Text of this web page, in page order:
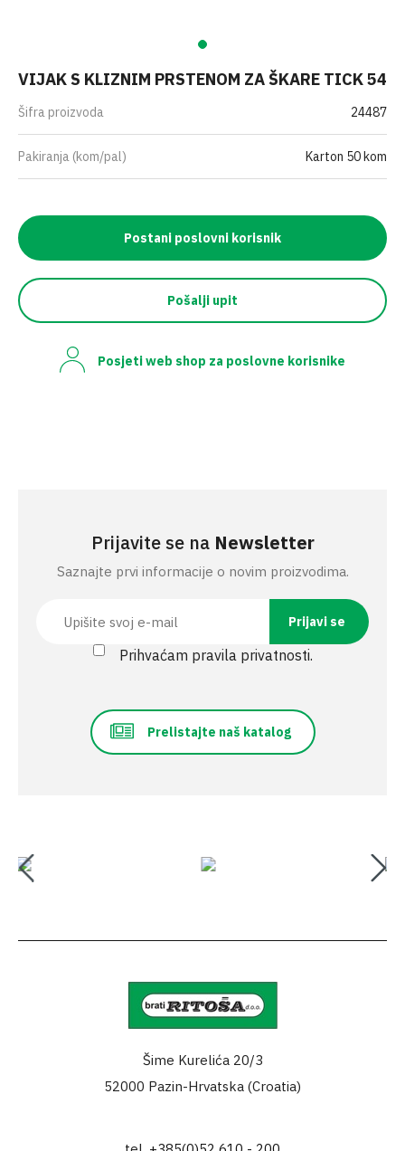
VIJAK S KLIZNIM PRSTENOM ZA ŠKARE TICK 54
Šifra proizvoda 24487
Pakiranja (kom/pal) Karton 50 kom
Postani poslovni korisnik
Pošalji upit
Posjeti web shop za poslovne korisnike
Prijavite se na Newsletter
Saznajte prvi informacije o novim proizvodima.
Prihvaćam pravila privatnosti.
Prelistajte naš katalog
Šime Kurelića 20/3
52000 Pazin-Hrvatska (Croatia)